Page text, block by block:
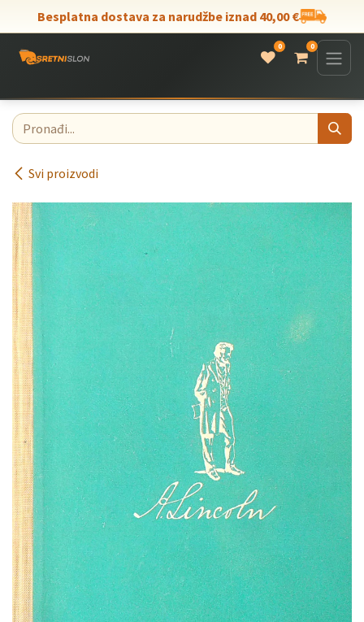
Skip to Content
Besplatna dostava za narudžbe iznad 40,00 €
0 0
Svi proizvodi